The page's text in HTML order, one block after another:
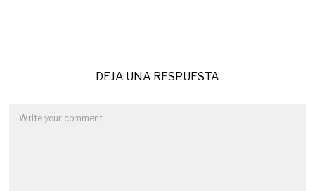
DEJA UNA RESPUESTA